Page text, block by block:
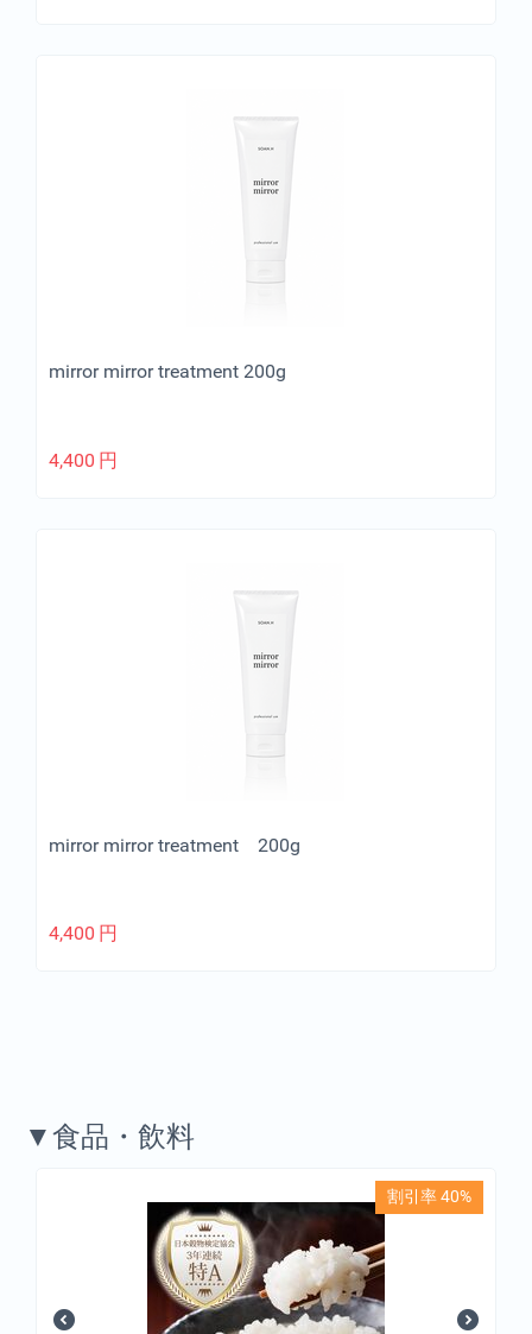
mirror mirror treatment 200g
4,400 円
mirror mirror treatment 200g
4,400 円
▼食品・飲料
割引率 40%